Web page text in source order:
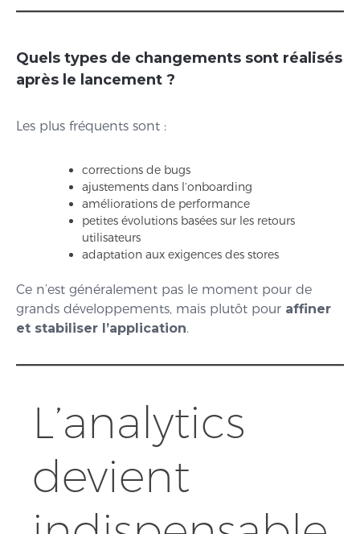
Quels types de changements sont réalisés
après le lancement ?
Les plus fréquents sont :
corrections de bugs
ajustements dans l’onboarding
améliorations de performance
petites évolutions basées sur les retours
utilisateurs
adaptation aux exigences des stores
Ce n’est généralement pas le moment pour de
grands développements, mais plutôt pour affiner
et stabiliser l’application.
L’analytics
devient